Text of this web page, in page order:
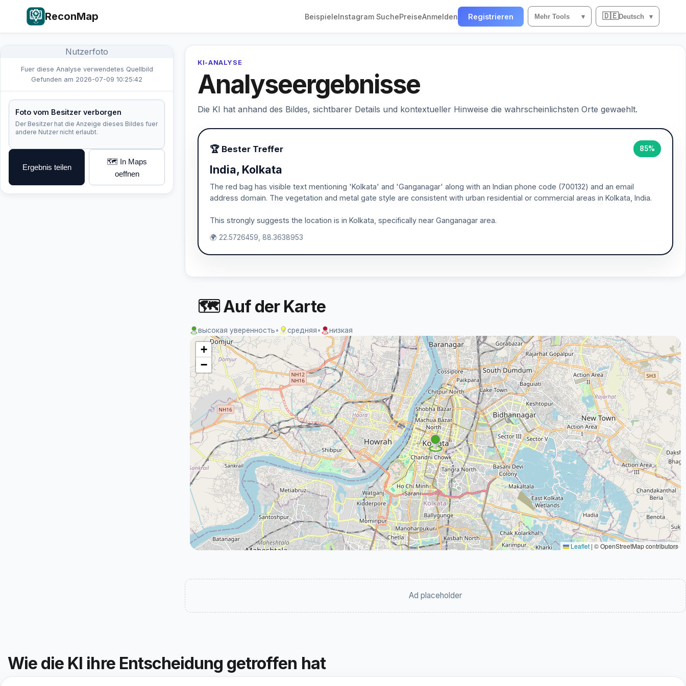
ReconMap BeispieleInstagram SuchePreiseAnmelden Registrieren Mehr Tools ▾ 🇩🇪Deutsch ▾
Nutzerfoto
Fuer diese Analyse verwendetes Quellbild
Gefunden am 2026-07-09 10:25:42
Foto vom Besitzer verborgen
Der Besitzer hat die Anzeige dieses Bildes fuer
andere Nutzer nicht erlaubt.
Ergebnis teilen
🗺️ In Maps
oeffnen
KI-ANALYSE
Analyseergebnisse
Die KI hat anhand des Bildes, sichtbarer Details und kontextueller Hinweise die wahrscheinlichsten Orte gewaehlt.
🏆 Bester Treffer 85%
India, Kolkata
The red bag has visible text mentioning 'Kolkata' and 'Ganganagar' along with an Indian phone code (700132) and an email
address domain. The vegetation and metal gate style are consistent with urban residential or commercial areas in Kolkata, India.
This strongly suggests the location is in Kolkata, specifically near Ganganagar area.
🌍 22.5726459, 88.3638953
Ad placeholder
🗺 Auf der Karte
высокая уверенность• средняя• низкая
+
−
Leaflet | © OpenStreetMap contributors
Wie die KI ihre Entscheidung getroffen hat